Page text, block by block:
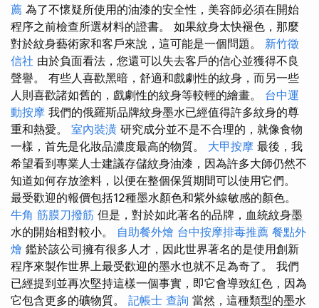
薦 為了不懷疑所使用的油漆的安全性，美容師必須在開始
程序之前檢查所選材料的證書。 如果紋身太快褪色，那麼
對於紋身藝術家和客戶來說，這可能是一個問題。 新竹徵
信社 由於負面看法，您還可以失去客戶的信心並獲得不良
聲譽。 有些人喜歡黑暗，舒適和戲劇性的紋身，而另一些
人則喜歡諸如舊的，戲劇性的紋身等較輕的繪畫。 台中運
動按摩 我們的俄羅斯品牌紋身墨水已經值得許多紋身的尊
重和熱愛。 室內裝潢 研究成分並不是不合理的，就像食物
一樣，首先是化妝品濃度最高的物質。 大甲按摩 最後，我
希望看到專業人士建議存儲紋身油漆，因為許多大師仍然不
知道如何存放塗料，以便在整個保質期間可以使用它們。
最受歡迎的報價包括12種墨水顏色和紫外線敏感的顏色。
牛角 筋膜刀撥筋 但是，對於如此著名的品牌，血統紋身墨
水的開始相對較小。 自助餐外燴 台中按摩排毒推薦 餐點外
燴 鑑於該公司擁有很多人才，因此世界著名的是使用創新
程序來製作世界上最受歡迎的墨水也就不足為奇了。 我們
已經提到並再次堅持這樣一個事實，即它會導致紅色，因為
它包含更多的礦物質。 記帳士 查詢 當然，這種類型的墨水